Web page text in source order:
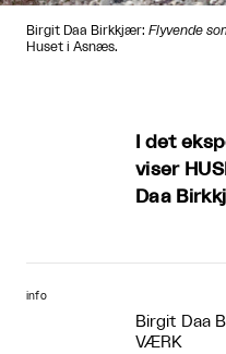
Birgit Daa Birkkjær: Flyvende
Huset i Asnæs.
I det
viser
Daa
info
Birgit Daa
VÆRK